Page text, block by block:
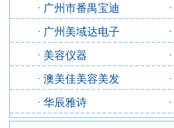
· 广州市番禺宝迪 ·
· 广州美域达电子 ·
· 美容仪器 ·
· 澳美佳美容美发 ·
· 华辰雅诗 ·